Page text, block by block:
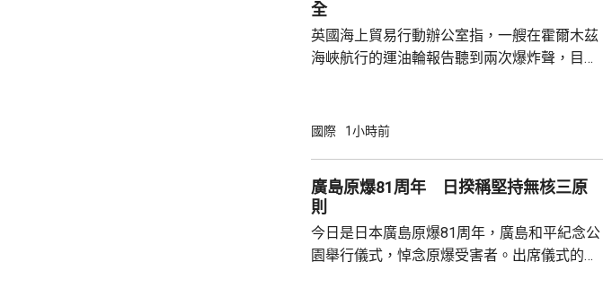
理...
全
英國海上貿易行動辦公室指，一艘在霍爾木茲
海峽航行的運油輪報告聽到兩次爆炸聲，目前
呼籲航經霍爾木茲海峽的船隻保持警惕。
國際 1小時前
廣島原爆81周年 日揆稱堅持無核三原
則
今日是日本廣島原爆81周年，廣島和平紀念公
園舉行儀式，悼念原爆受害者。出席儀式的首